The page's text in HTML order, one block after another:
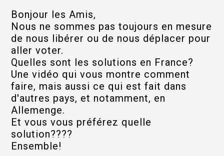
Bonjour les Amis,
Nous ne sommes pas toujours en mesure
de nous libérer ou de nous déplacer pour
aller voter.
Quelles sont les solutions en France?
Une vidéo qui vous montre comment
faire, mais aussi ce qui est fait dans
d'autres pays, et notamment, en
Allemenge.
Et vous vous préférez quelle
solution????
Ensemble!